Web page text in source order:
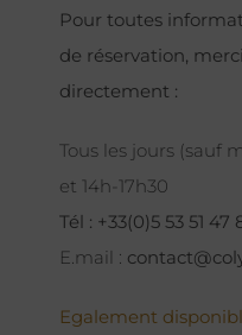
Pour toutes
de réservation,
directement :
Tous les jours (sauf
et 14h-17h30
Tél : +33(0)5 53 51 47
E.mail :
Egalement